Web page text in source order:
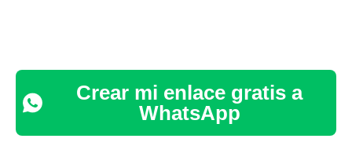
Crear mi enlace gratis a
WhatsApp